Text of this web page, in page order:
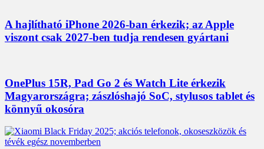
A hajlítható iPhone 2026-ban érkezik; az Apple
viszont csak 2027-ben tudja rendesen gyártani
OnePlus 15R, Pad Go 2 és Watch Lite érkezik
Magyarországra; zászlóshajó SoC, stylusos tablet és
könnyű okosóra